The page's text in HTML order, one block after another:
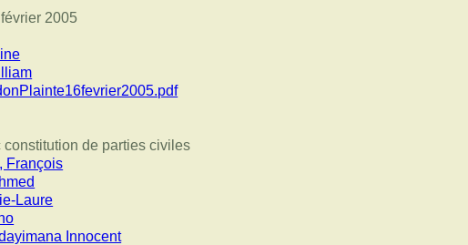
2005
constitution de parties civiles
François
Laure
Innocent